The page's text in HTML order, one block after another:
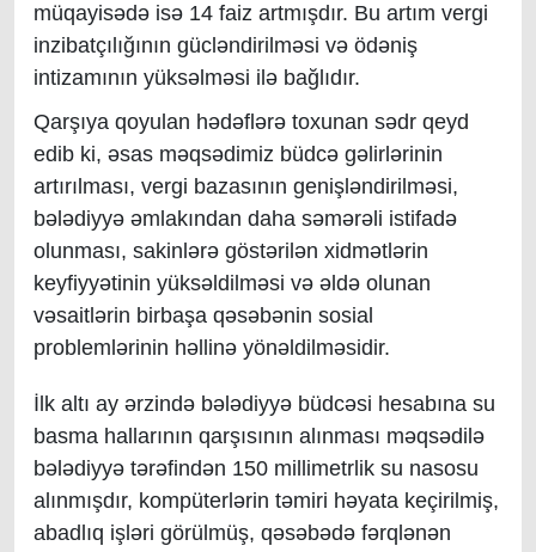
müqayisədə isə 14 faiz artmışdır. Bu artım vergi
inzibatçılığının gücləndirilməsi və ödəniş
intizamının yüksəlməsi ilə bağlıdır.
Qarşıya qoyulan hədəflərə toxunan sədr qeyd
edib ki, əsas məqsədimiz büdcə gəlirlərinin
artırılması, vergi bazasının genişləndirilməsi,
bələdiyyə əmlakından daha səmərəli istifadə
olunması, sakinlərə göstərilən xidmətlərin
keyfiyyətinin yüksəldilməsi və əldə olunan
vəsaitlərin birbaşa qəsəbənin sosial
problemlərinin həllinə yönəldilməsidir.
İlk altı ay ərzində bələdiyyə büdcəsi hesabına su
basma hallarının qarşısının alınması məqsədilə
bələdiyyə tərəfindən 150 millimetrlik su nasosu
alınmışdır, kompüterlərin təmiri həyata keçirilmiş,
abadlıq işləri görülmüş, qəsəbədə fərqlənən